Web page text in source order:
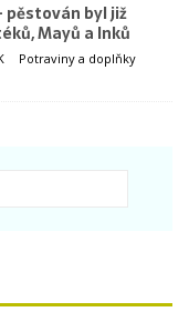
byl již
Mayů a Inků
Potraviny a doplňky